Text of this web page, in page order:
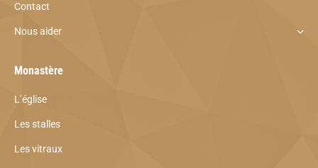
Contact
Nous aider
Monastère
L’église
Les stalles
Les vitraux